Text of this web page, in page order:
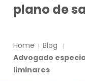
plano de
Home
Blog
Advogado
liminares